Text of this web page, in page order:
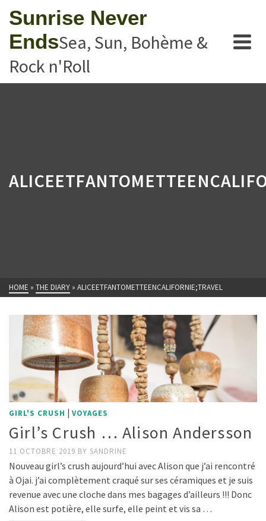
Sunrise Never
EndsSea, Sun, Bohème &
Rock n'Roll
HOME » THE DIARY » ALICEETFANTOMETTEENCALIFORNIE;TRAVEL
GIRL'S CRUSH | VOYAGES
Girl’s Crush … Alison Andersson
11 OCTOBRE 2019 BY SANDRINE
Nouveau girl’s crush aujourd’hui avec Alison que j’ai rencontré
à Ojai. j’ai complètement craqué sur ses céramiques et je suis
revenue avec une cloche dans mes bagages d’ailleurs !!! Donc
Alison est potière, elle surfe, elle peint et vis sa …